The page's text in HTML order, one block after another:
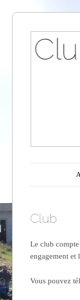
Menu
Aller au
Club
Le club
engagement et
Vous pouvez